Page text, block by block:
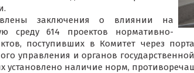
заключения о влиянии на
среду 614 проектов нормативно-
поступивших в Комитет через
управления и органов
установлено наличие норм,